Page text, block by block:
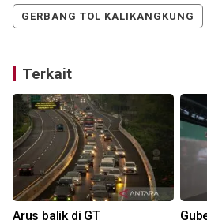
GERBANG TOL KALIKANGKUNG
Terkait
Arus balik di GT